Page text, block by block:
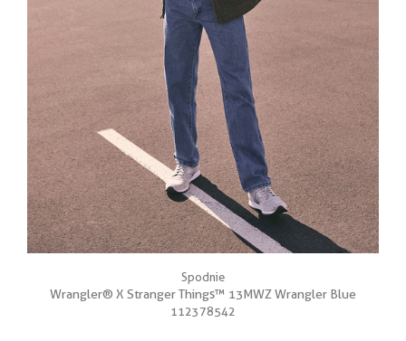
Spodnie
Wrangler® X Stranger Things™ 13MWZ Wrangler Blue
112378542